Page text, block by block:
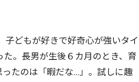
どもが好きで好奇心が強いタイ
。長男が生後６カ月のとき、育
たのは「暇だな…」。試しに趣